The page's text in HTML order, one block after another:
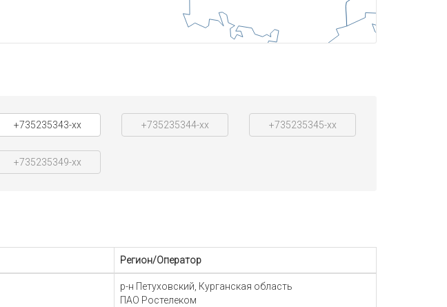
+735235343-xx +735235344-xx +735235345-xx
+735235349-xx
Регион/Оператор
р-н Петуховский, Курганская область
ПАО Ростелеком